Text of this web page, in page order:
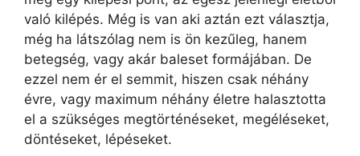
való kilépés. Még is van aki aztán ezt választja,
még ha látszólag nem is ön kezűleg, hanem
betegség, vagy akár baleset formájában. De
ezzel nem ér el semmit, hiszen csak néhány
évre, vagy maximum néhány életre halasztotta
el a szükséges megtörténéseket, megéléseket,
döntéseket, lépéseket.